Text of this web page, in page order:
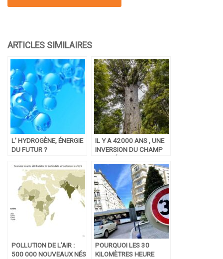
L’ HYDROGÈNE, ÉNERGIE
DU FUTUR ?
IL Y A 42000 ANS , UNE
INVERSION DU CHAMP
TERRE A CHANGÉ NOTRE
HISTOIRE
POLLUTION DE L’AIR :
500 000 NOUVEAUX NÉS
POURQUOI LES 30
KILOMÈTRES HEURE